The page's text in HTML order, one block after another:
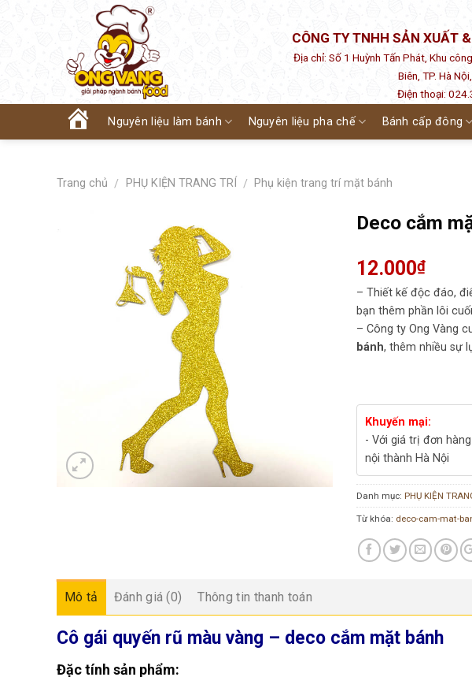
CÔNG TY TNHH SẢN XUẤT
Địa chỉ: Số 1 Huỳnh Tấn Phát, Khu
Biên, TP. Hà
Điện thoại:
Trang
Nguyên liệu làm bánh Nguyên liệu pha chế Bánh cấp đông
Trang chủ / PHỤ KIỆN TRANG TRÍ / Phụ kiện trang trí mặt bánh
Deco cắm
12.000₫
– Thiết kế độc đáo,
bạn thêm phần lôi
– Công ty Ong Vàng
bánh, thêm nhiều sự
Khuyến mại:
- Với giá trị đơn
nội thành Hà Nội
Danh mục:PHỤ KIỆN
Từ khóa: deco-cam-mat-
Mô tả Đánh giá (0) Thông tin thanh toán
Cô gái quyến rũ màu vàng – deco cắm mặt bánh
Đặc tính sản phẩm: